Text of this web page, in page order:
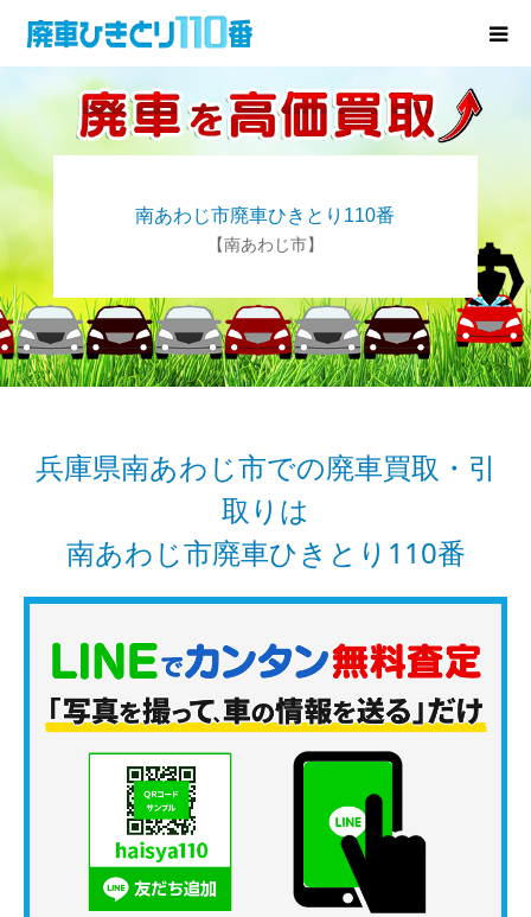
南あわじ市廃車ひきとり110番
【南あわじ市】
兵庫県南あわじ市での廃車買取・引
取りは
南あわじ市廃車ひきとり110番
廃車･事故車の買取
お役立ち情報
お知らせ